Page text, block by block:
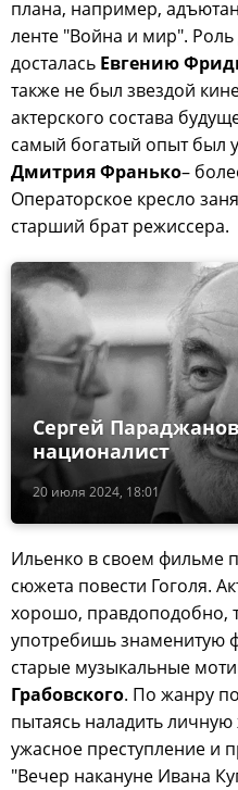
плана, например,
ленте "Война и мир".
досталась Евгению
также не был звездой
актерского состава
самый богатый опыт был
Дмитрия Франько–
Операторское кресло
старший брат режиссера.
20 июля 2024, 18:01
Сергей
националист
Ильенко в своем фильме
сюжета повести Гоголя.
хорошо, правдоподобно,
употребишь знаменитую
старые музыкальные
Грабовского. По жанру
пытаясь наладить
ужасное преступление и
"Вечер накануне Ивана